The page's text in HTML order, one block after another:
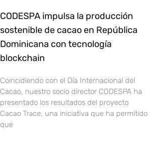
CODESPA impulsa la producción
sostenible de cacao en República
Dominicana con tecnología
blockchain
Coincidiendo con el Día Internacional del
Cacao, nuestro socio director CODESPA ha
presentado los resultados del proyecto
Cacao Trace, una iniciativa que ha permitido
que